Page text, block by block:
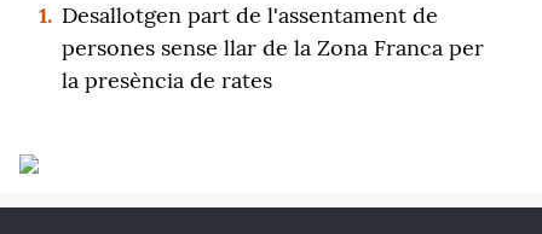
1. Desallotgen part de l'assentament de
persones sense llar de la Zona Franca per
la presència de rates